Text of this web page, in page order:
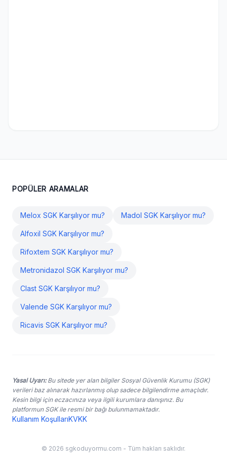
POPÜLER ARAMALAR
Melox SGK Karşılıyor mu? Madol SGK Karşılıyor mu?
Alfoxil SGK Karşılıyor mu?
Rifoxtem SGK Karşılıyor mu?
Metronidazol SGK Karşılıyor mu?
Clast SGK Karşılıyor mu?
Valende SGK Karşılıyor mu?
Ricavis SGK Karşılıyor mu?
Yasal Uyarı:Bu sitede yer alan bilgiler Sosyal Güvenlik Kurumu (SGK)
verileri baz alınarak hazırlanmış olup sadece bilgilendirme amaçlıdır.
Kesin bilgi için eczacınıza veya ilgili kurumlara danışınız. Bu
platformun SGK ile resmi bir bağı bulunmamaktadır.
Kullanım KoşullarıKVKK
© 2026 sgkoduyormu.com - Tüm hakları saklıdır.